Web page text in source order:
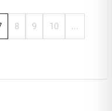
8 9 10 ...